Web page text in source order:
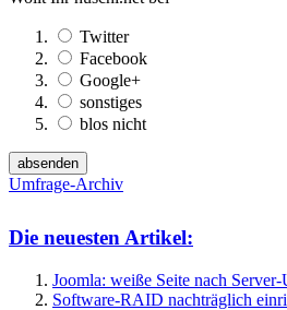
Twitter
Facebook
Google+
sonstiges
blos nicht
Umfrage-Archiv
Die neuesten Artikel:
Joomla: weiße Seite nach
Software-RAID nachträglich